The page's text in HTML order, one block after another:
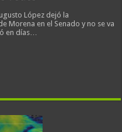
López dejó la
Morena en el Senado y no se va
en días…